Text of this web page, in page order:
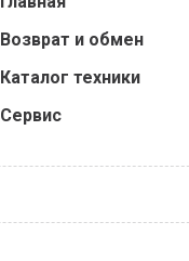
Возврат и обмен
Каталог техники
Сервис